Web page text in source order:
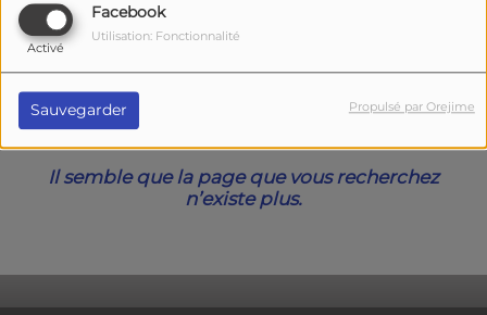
Facebook
Activé
Utilisation: Fonctionnalité
Sauvegarder Propulsé par Orejime
Oups, vous avez
rencontré une erreur.
Il semble que la page que vous recherchez
n’existe plus.